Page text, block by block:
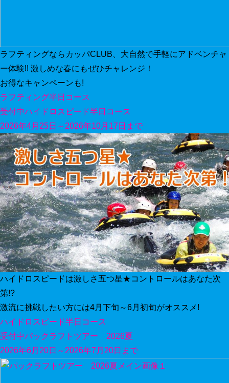
ラフティングならカッパCLUB、大自然で手軽にアドベンチャ
ー体験!! 激しめな春にもぜひチャレンジ！
お得なキャンペーンも!
ラフティング半日コース
受付中ハイドロスピード半日コース
2026年4月25日～2026年10月17日まで
ハイドロスピードは激しさ五つ星★コントロールはあなた次
第!?
激流に挑戦したい方には4月下旬～6月初旬がオススメ!
ハイドロスピード半日コース
受付中パックラフトツアー 2026夏
2026年6月20日～2026年7月20日まで